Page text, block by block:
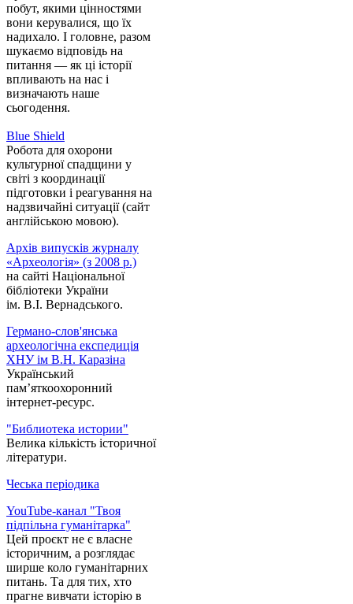
побут, якими цінностями
вони керувалися, що їх
надихало. І головне, разом
шукаємо відповідь на
питання — як ці історії
впливають на нас і
визначають наше
сьогодення.
Blue Shield
Робота для охорони
культурної спадщини у
світі з координації
підготовки і реагування на
надзвичайні ситуації (сайт
англійською мовою).
Архів випусків журналу
«Археологія» (з 2008 р.)
на сайті Національної
бібліотеки України
ім. В.І. Вернадського.
Германо-слов'янська
археологічна експедиція
ХНУ ім В.Н. Каразіна
Український
пам’яткоохоронний
інтернет-ресурс.
"Библиотека истории"
Велика кількість історичної
літератури.
Чеська періодика
YouTube-канал "Твоя
підпільна гуманітарка"
Цей проєкт не є власне
історичним, а розглядає
ширше коло гуманітарних
питань. Та для тих, хто
прагне вивчати історію в